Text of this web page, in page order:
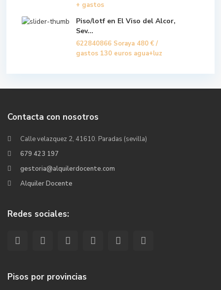
+ gastos
Piso/lotf en El Viso del Alcor,
Sev...
622840866 Soraya 480 € /
gastos 130 euros agua+luz
Contacta con nosotros
Calle velazquez 2, 41610. Paradas (sevilla)
679 423 197
gestoria@alquilerdocente.com
Alquiler Docente
Redes sociales:
Pisos por provincias